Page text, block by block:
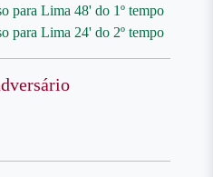
para Lima 48' do 1º tempo
para Lima 24' do 2º tempo